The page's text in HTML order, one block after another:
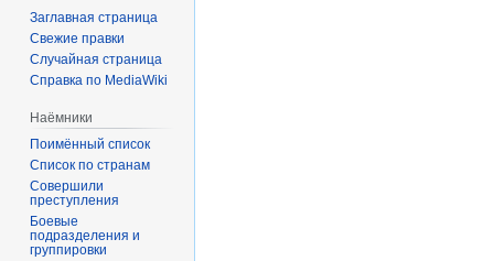
Заглавная страница
Свежие правки
Случайная страница
Справка по MediaWiki
Наёмники
Поимённый список
Список по странам
Совершили
преступления
Боевые
подразделения и
группировки